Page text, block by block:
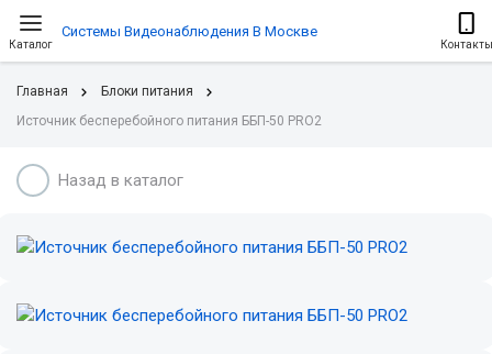
Каталог
Системы Видеонаблюдения В Москве
Контакты
Главная
Блоки питания
Источник бесперебойного питания ББП-50 PRO2
Назад в каталог